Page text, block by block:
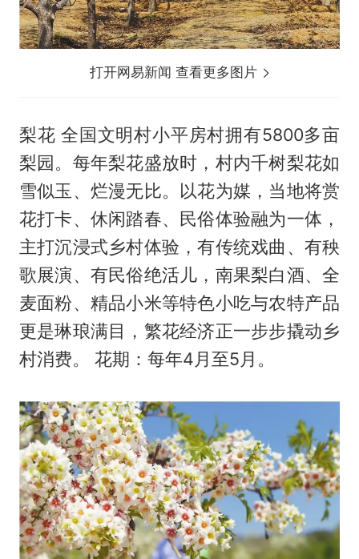
打开网易新闻 查看更多图片
梨花 全国文明村小平房村拥有5800多亩
梨园。每年梨花盛放时，村内千树梨花如
雪似玉、烂漫无比。以花为媒，当地将赏
花打卡、休闲踏春、民俗体验融为一体，
主打沉浸式乡村体验，有传统戏曲、有秧
歌展演、有民俗绝活儿，南果梨白酒、全
麦面粉、精品小米等特色小吃与农特产品
更是琳琅满目，繁花经济正一步步撬动乡
村消费。 花期：每年4月至5月。